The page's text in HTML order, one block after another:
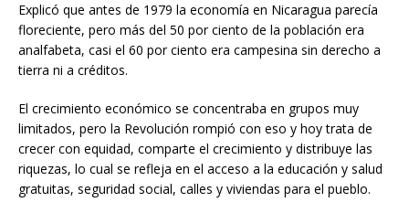
Explicó que antes de 1979 la economía en Nicaragua parecía
floreciente, pero más del 50 por ciento de la población era
analfabeta, casi el 60 por ciento era campesina sin derecho a
tierra ni a créditos.
El crecimiento económico se concentraba en grupos muy
limitados, pero la Revolución rompió con eso y hoy trata de
crecer con equidad, comparte el crecimiento y distribuye las
riquezas, lo cual se refleja en el acceso a la educación y salud
gratuitas, seguridad social, calles y viviendas para el pueblo.